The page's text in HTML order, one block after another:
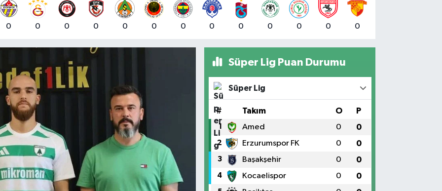
0 0 0 0 0 0 0 0 0 0 0 0 0
Süper Lig Puan Durumu
Süper Lig
# Takım O P
1 Amed 0 0
2 Erzurumspor FK 0 0
3 Başakşehir 0 0
4 Kocaelispor 0 0